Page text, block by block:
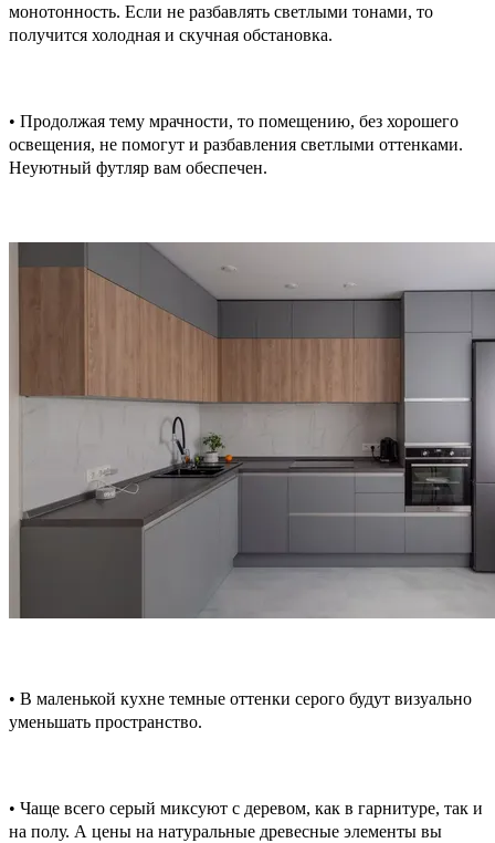
монотонность. Если не разбавлять светлыми тонами, то
получится холодная и скучная обстановка.
• Продолжая тему мрачности, то помещению, без хорошего
освещения, не помогут и разбавления светлыми оттенками.
Неуютный футляр вам обеспечен.
• В маленькой кухне темные оттенки серого будут визуально
уменьшать пространство.
• Чаще всего серый миксуют с деревом, как в гарнитуре, так и
на полу. А цены на натуральные древесные элементы вы